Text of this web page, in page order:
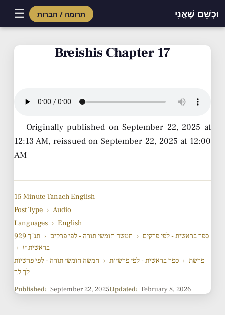
וּכְשֵׁם שֶׁאֲנִי תרומה / חברות ☰
Breishis Chapter 17
Originally published on September 22, 2025 at
12:13 AM, reissued on September 22, 2025 at 12:00
AM
15 Minute Tanach English
Post Type › Audio
Languages › English
929 תנ"ך › חמשה חומשי תורה - לפי פרקים › ספר בראשית - לפי פרקים
› בראשית יז
חמשה חומשי תורה - לפי פרשיות › ספר בראשית - לפי פרשיות › פרשת
לך לך
Published: September 22, 2025Updated: February 8, 2026